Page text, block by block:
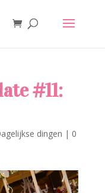
#11:
dingen | 0